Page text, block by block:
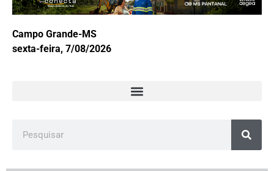
Campo Grande-MS
sexta-feira, 7/08/2026